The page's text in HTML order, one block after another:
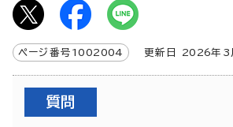
ページ番号 1002004 更新日 2026年3
質問